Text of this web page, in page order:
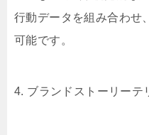
行動データを組み合わせ
可能です。
4. ブランドストーリーテ